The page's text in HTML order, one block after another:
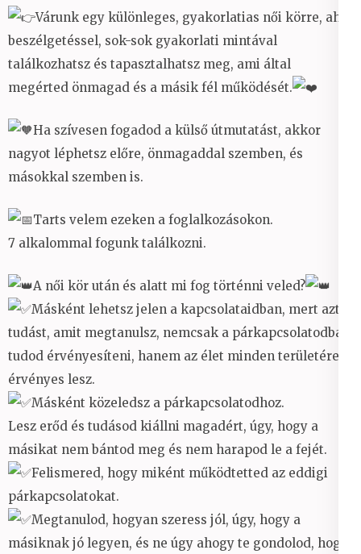
Várunk egy különleges, gyakorlatias női körre, ahol
beszélgetéssel, sok-sok gyakorlati mintával
találkozhatsz és tapasztalhatsz meg, ami által
megérted önmagad és a másik fél működését.
Ha szívesen fogadod a külső útmutatást, akkor
nagyot léphetsz előre, önmagaddal szemben, és
másokkal szemben is.
Tarts velem ezeken a foglalkozásokon.
7 alkalommal fogunk találkozni.
A női kör után és alatt mi fog történni veled?
Másként lehetsz jelen a kapcsolataidban, mert azt a
tudást, amit megtanulsz, nemcsak a párkapcsolatodban
tudod érvényesíteni, hanem az élet minden területére
érvényes lesz.
Másként közeledsz a párkapcsolatodhoz.
Lesz erőd és tudásod kiállni magadért, úgy, hogy a
másikat nem bántod meg és nem harapod le a fejét.
Felismered, hogy miként működtetted az eddigi
párkapcsolatokat.
Megtanulod, hogyan szeress jól, úgy, hogy a
másiknak jó legyen, és ne úgy ahogy te gondolod, hogy